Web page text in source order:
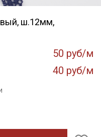
ш.12мм,
50 руб/м
40 руб/м